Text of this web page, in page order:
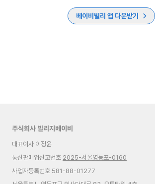
베이비빌리 앱 다운받기
주식회사 빌리지베이비
대표이사 이정윤
통신판매업신고번호 2025-서울영등포-0160
사업자등록번호 581-88-01277